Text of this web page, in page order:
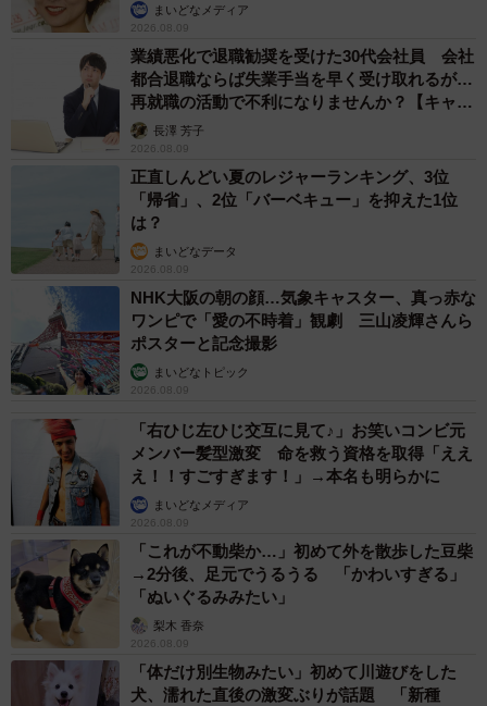
実は体験談の報告には“続き”もあって…
…いやはや。どうしてこうもまぁ、みなさん無防備だった
んでしょうね。
普通（というのも変ですが）不倫というのは「うしろめた
い」もの。だから人に隠れて行うものだし、バレないよう
にするものです。でも、周囲から「あの2人はデキている」
と完全に見透かされているなんて…。みなさん“恋愛の勘”が
鈍ってしまっているのでしょうか。
ちなみに…実は上記の「私は見た」体験談、報告してくれ
たママのお話にはちょっとした“続き”があって…お二人とも
◇ ◇
「パパたちの間で大事にされたり、お酒を奢ってもらった
りしている若いママ見ると、いいなぁと羨ましく思ってる
自分もいる」
「子どもがいるから絶対に不倫は良くないと思ってるけ
ど、妄想するだけならいいかも、と思うことはある」
まいどなメディア
2026.08.09
業績悪化で退職勧奨を受けた30代会社員 会社
都合退職ならば失業手当を早く受け取れるが…
再就職の活動で不利になりませんか？【キャリ
アカウンセラーが解説】
長澤 芳子
2026.08.09
正直しんどい夏のレジャーランキング、3位
「帰省」、2位「バーベキュー」を抑えた1位
は？
まいどなデータ
2026.08.09
NHK大阪の朝の顔…気象キャスター、真っ赤な
ワンピで「愛の不時着」観劇 三山凌輝さんら
ポスターと記念撮影
まいどなトピック
2026.08.09
「右ひじ左ひじ交互に見て♪」お笑いコンビ元
メンバー髪型激変 命を救う資格を取得「ええ
え！！すごすぎます！」→本名も明らかに
まいどなメディア
2026.08.09
「これが不動柴か…」初めて外を散歩した豆柴
→2分後、足元でうるうる 「かわいすぎる」
「ぬいぐるみみたい」
梨木 香奈
2026.08.09
「体だけ別生物みたい」初めて川遊びをした
犬、濡れた直後の激変ぶりが話題 「新種